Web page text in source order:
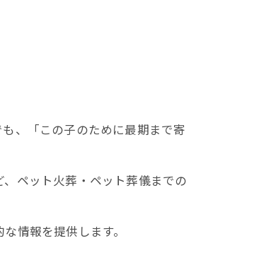
、「この子のために最期まで寄
ペット火葬・ペット葬儀までの
情報を提供します。